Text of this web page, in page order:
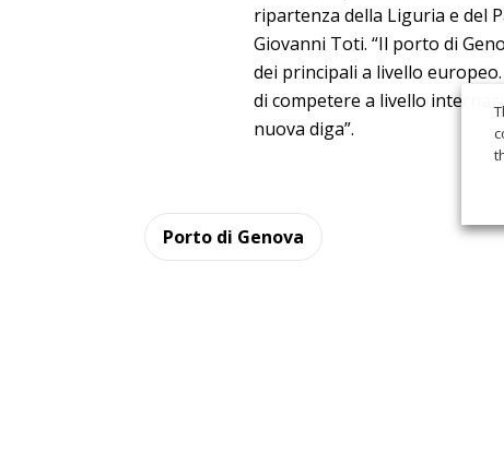
ripartenza della Liguria e del
Giovanni Toti. “Il porto di
dei principali a livello
di competere a livello
nuova diga”.
Porto di Genova